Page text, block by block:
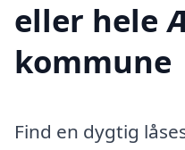
eller hele
kommune
Find en dygtig